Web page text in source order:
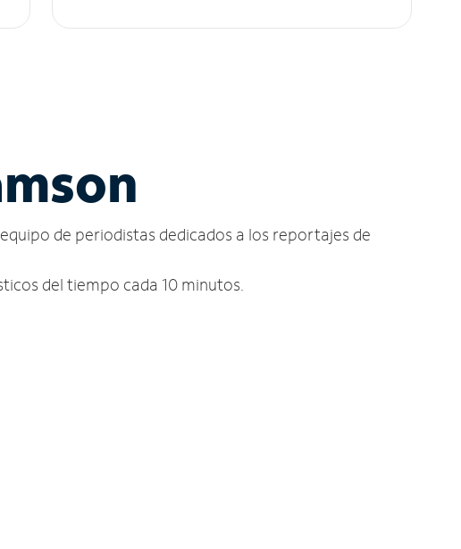
de periodistas dedicados a los reportajes de
del tiempo cada 10 minutos.